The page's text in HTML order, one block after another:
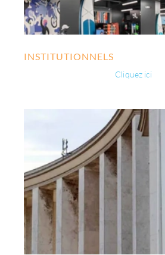
INSTITUTIONNELS
Cliquez ici